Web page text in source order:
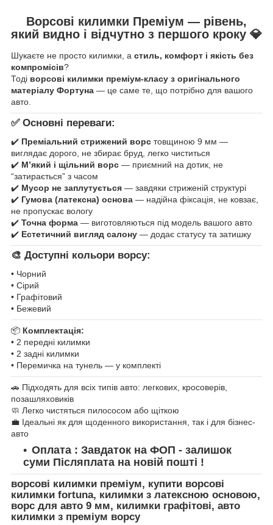
Ворсові килимки Преміум — рівень,
який видно і відчутно з першого кроку 💎
Шукаєте не просто килимки, а стиль, комфорт і якість без
компромісів?
Тоді ворсові килимки преміум-класу з оригінального
матеріалу Фортуна — це саме те, що потрібно для вашого
авто.
✅ Основні переваги:
✔️ Преміальний стрижений ворс товщиною 9 мм —
виглядає дорого, не збирає бруд, легко чиститься
✔️ М’який і щільний ворс — приємний на дотик, не
“затирається” з часом
✔️ Мусор не заплутується — завдяки стриженій структурі
✔️ Гумова (латексна) основа — надійна фіксація, не ковзає,
не пропускає вологу
✔️ Точна форма — виготовляються під модель вашого авто
✔️ Естетичний вигляд салону — додає статусу та затишку
🎨 Доступні кольори ворсу:
• Чорний
• Сірий
• Графітовий
• Бежевий
📦 Комплектація:
• 2 передні килимки
• 2 задні килимки
• Перемичка на тунель — у комплекті
🚗 Підходять для всіх типів авто: легкових, кросоверів,
позашляховиків
🧼 Легко чистяться пилососом або щіткою
💼 Ідеальні як для щоденного використання, так і для бізнес-
авто
Оплата : Завдаток на ФОП - залишок
суми Післяплата на новій пошті !
ворсові килимки преміум, купити ворсові
килимки fortuna, килимки з латексною основою,
ворс для авто 9 мм, килимки графітові, авто
килимки з преміум ворсу